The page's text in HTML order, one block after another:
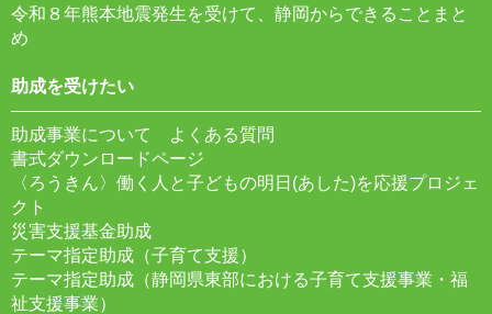
令和８年熊本地震発生を受けて、静岡からできることまと
め
助成を受けたい
助成事業について よくある質問
書式ダウンロードページ
〈ろうきん〉働く人と子どもの明日(あした)を応援プロジェ
クト
災害支援基金助成
テーマ指定助成（子育て支援）
テーマ指定助成（静岡県東部における子育て支援事業・福
祉支援事業）